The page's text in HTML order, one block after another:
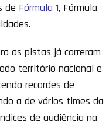
de Fórmula 1, Fórmula
as pistas já correram
território nacional e
recordes de
a de vários times da
de audiência na